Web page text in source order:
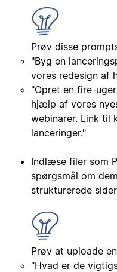
Prøv disse
"Byg en
vores redesign af
"Opret en fire-
hjælp af vores
webinarer. Link til
lanceringer."
Indlæse filer som
spørgsmål om
strukturerede
Prøv at uploade
"Hvad er de